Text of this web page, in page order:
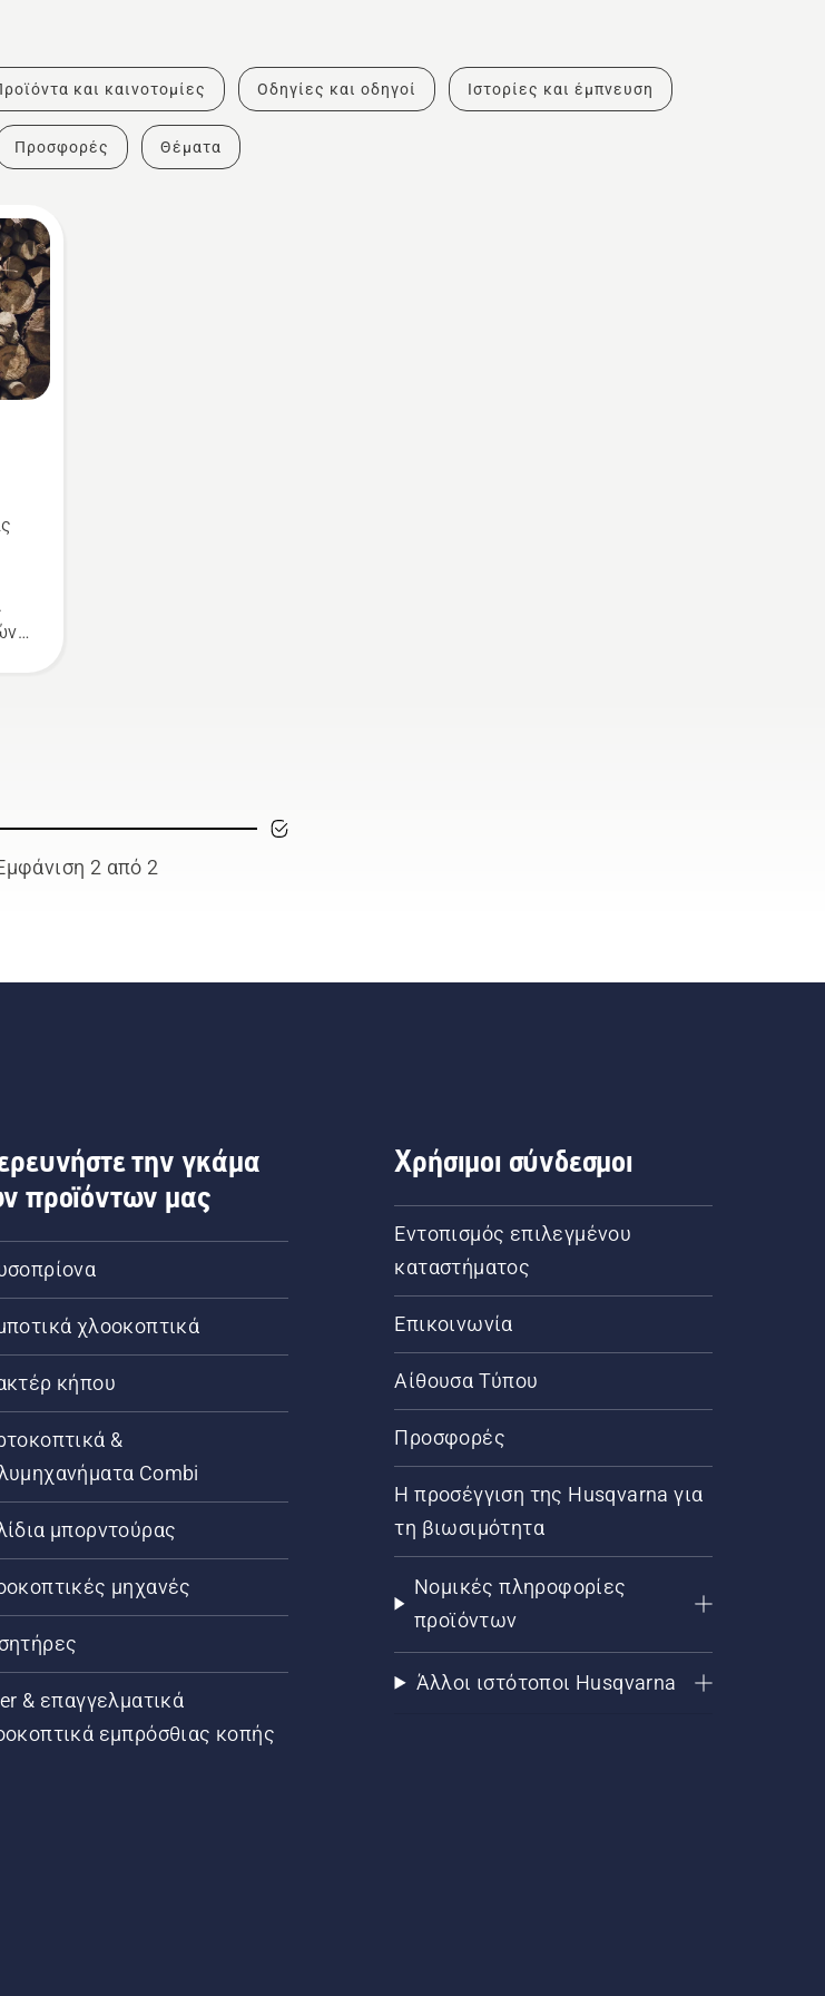
και καινοτομίες Οδηγίες και οδηγοί Ιστορίες και έμπνευση
Προσφορές Θέματα
2 από 2
την γκάμα
προϊόντων μας
χλοοκοπτικά
κήπου
&
Combi
μπορντούρας
μηχανές
& επαγγελματικά
εμπρόσθιας κοπής
Χρήσιμοι σύνδεσμοι
Εντοπισμός επιλεγμένου
καταστήματος
Επικοινωνία
Αίθουσα Τύπου
Προσφορές
Η προσέγγιση της Husqvarna για
τη βιωσιμότητα
Νομικές πληροφορίες
προϊόντων
Άλλοι ιστότοποι Husqvarna